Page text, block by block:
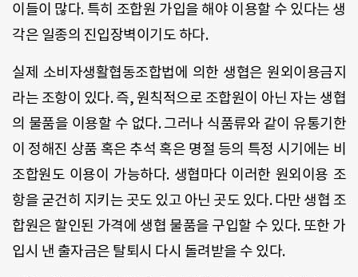
이들이 많다. 특히 조합원 가입을 해야 이용할 수 있다는 생
각은 일종의 진입장벽이기도 하다.
실제 소비자생활협동조합법에 의한 생협은 원외이용금지
라는 조항이 있다. 즉, 원칙적으로 조합원이 아닌 자는 생협
의 물품을 이용할 수 없다. 그러나 식품류와 같이 유통기한
이 정해진 상품 혹은 추석 혹은 명절 등의 특정 시기에는 비
조합원도 이용이 가능하다. 생협마다 이러한 원외이용 조
항을 굳건히 지키는 곳도 있고 아닌 곳도 있다. 다만 생협 조
합원은 할인된 가격에 생협 물품을 구입할 수 있다. 또한 가
입시 낸 출자금은 탈퇴시 다시 돌려받을 수 있다.